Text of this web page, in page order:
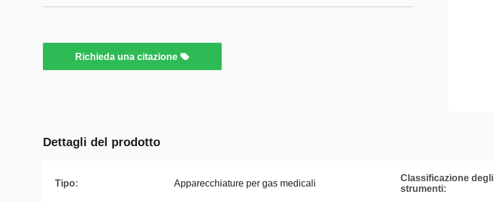
Richieda una citazione
Dettagli del prodotto
Tipo: Apparecchiature per gas medicali
Classificazione degli
strumenti: